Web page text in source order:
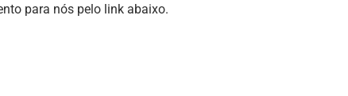
para nós pelo link abaixo.